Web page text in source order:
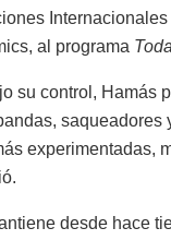
al programa
su control, Hamás
saqueadores
experimentadas,
desde hace